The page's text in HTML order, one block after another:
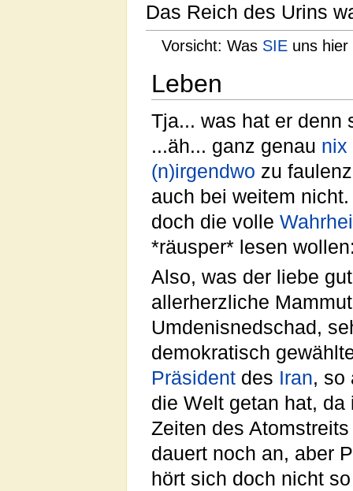
Das Reich des Urins
Vorsicht: Was SIEuns hier
Leben
Tja... was hat er denn
...äh... ganz genau nix
(n)irgendwo zu
auch bei weitem
doch die volle
*räusper* lesen
Also, was der liebe
allerherzliche Mammut
Umdenisnedschad,
demokratisch
Präsident des Iran, so
die Welt getan hat, da
Zeiten des Atomstreits
dauert noch an, aber
hört sich doch nicht